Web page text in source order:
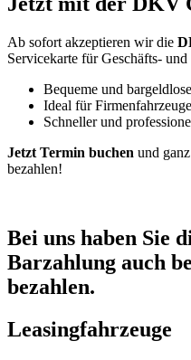
Ab sofort akzeptieren wir die
Servicekarte für Geschäfts-
Bequeme und
Ideal für
Schneller und
Jetzt Termin buchen und
bezahlen!
Bei uns haben Sie
Barzahlung auch
bezahlen.
Leasingfahrzeuge